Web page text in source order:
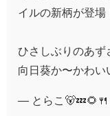
イルの新柄が登場
ひさしぶりのあず
向日葵か〜かわい
— とらこ🐻💤🌻🍴